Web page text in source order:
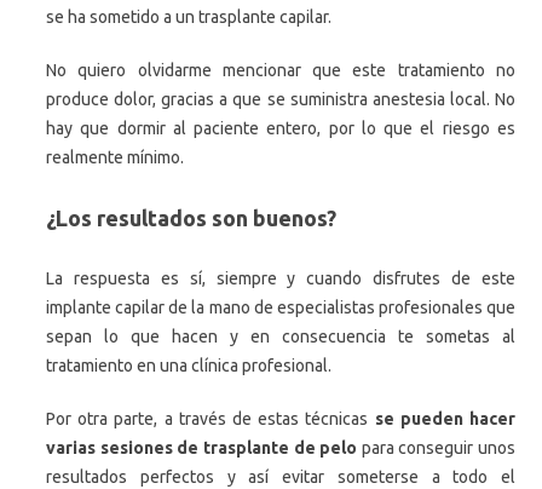
se ha sometido a un trasplante capilar.
No quiero olvidarme mencionar que este tratamiento no
produce dolor, gracias a que se suministra anestesia local. No
hay que dormir al paciente entero, por lo que el riesgo es
realmente mínimo.
¿Los resultados son buenos?
La respuesta es sí, siempre y cuando disfrutes de este
implante capilar de la mano de especialistas profesionales que
sepan lo que hacen y en consecuencia te sometas al
tratamiento en una clínica profesional.
Por otra parte, a través de estas técnicas se pueden hacer
varias sesiones de trasplante de pelo para conseguir unos
resultados perfectos y así evitar someterse a todo el